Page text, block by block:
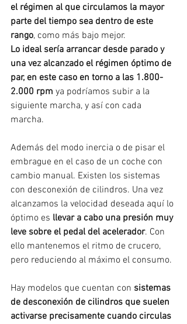
el régimen al que circulamos la mayor
parte del tiempo sea dentro de este
rango, como más bajo mejor.
Lo ideal sería arrancar desde parado y
una vez alcanzado el régimen óptimo de
par, en este caso en torno a las 1.800-
2.000 rpm ya podríamos subir a la
siguiente marcha, y así con cada
marcha.
Además del modo inercia o de pisar el
embrague en el caso de un coche con
cambio manual. Existen los sistemas
con desconexión de cilindros. Una vez
alcanzamos la velocidad deseada aquí lo
óptimo es llevar a cabo una presión muy
leve sobre el pedal del acelerador. Con
ello mantenemos el ritmo de crucero,
pero reduciendo al máximo el consumo.
Hay modelos que cuentan con sistemas
de desconexión de cilindros que suelen
activarse precisamente cuando circulas